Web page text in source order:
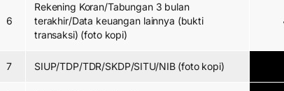
6
Rekening Koran/Tabungan 3 bulan
terakhir/Data keuangan lainnya (bukti
transaksi) (foto kopi)
7 SIUP/TDP/TDR/SKDP/SITU/NIB (foto kopi)